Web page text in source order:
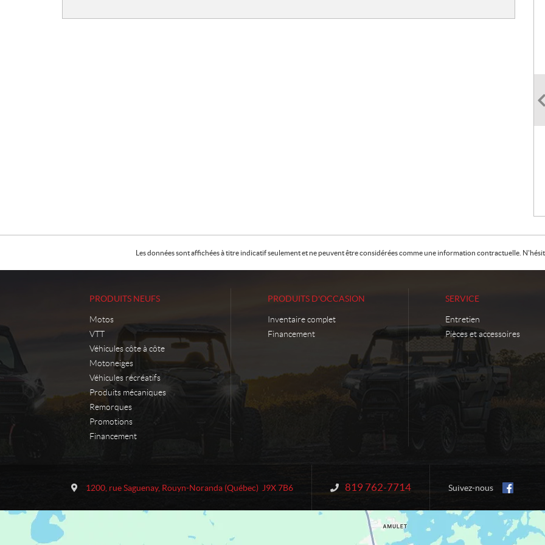
Les données sont affichées à titre indicatif seulement et ne peuvent être considérées comme une information contractuelle.
PRODUITS NEUFS
Motos
VTT
Véhicules côte à côte
Motoneiges
Véhicules récréatifs
Produits mécaniques
Remorques
Promotions
Financement
PRODUITS D'OCCASION
Inventaire complet
Financement
SERVICE
Entretien
Pièces et accessoires
t
a
c
o
S
p
1200, rue Saguenay, Rouyn-Noranda (Québec) J9X 7B6 Information :
819 762-7714 Suivez-nous